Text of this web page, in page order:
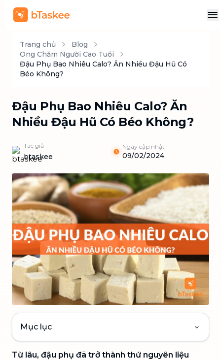
Trang chủ
Blog
Ong Chăm Người Cao Tuổi
Đậu Phụ Bao Nhiêu Calo? Ăn Nhiều Đậu Hũ Có
Béo Không?
Đậu Phụ Bao Nhiêu Calo? Ăn
Nhiều Đậu Hũ Có Béo Không?
Tác giả
btaskee
Ngày cập nhật
09/02/2024
Mục lục
Từ lâu, đậu phụ đã trở thành thứ nguyên liệu